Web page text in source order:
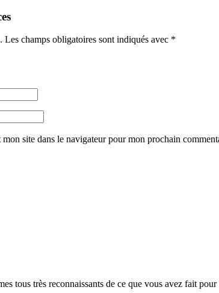
Les champs obligatoires sont indiqués avec *
site dans le navigateur pour mon prochain
tous très reconnaissants de ce que vous avez fait